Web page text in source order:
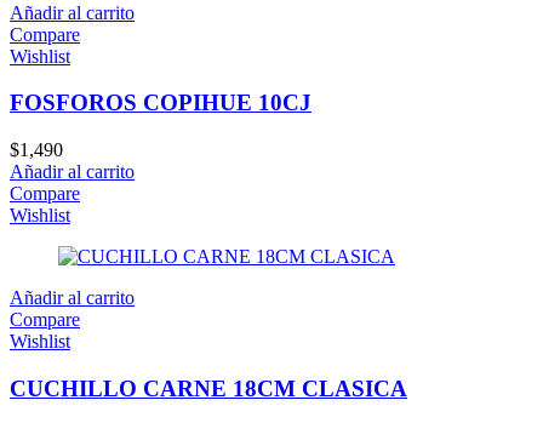
Añadir al carrito
Compare
Wishlist
FOSFOROS COPIHUE 10CJ
$1,490
Añadir al carrito
Compare
Wishlist
Añadir al carrito
Compare
Wishlist
CUCHILLO CARNE 18CM CLASICA